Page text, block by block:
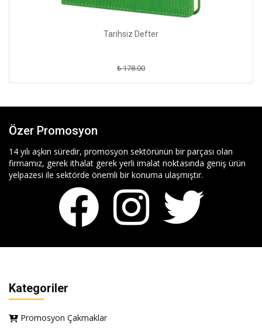
Tarihsiz Defter
₺ 178.00
Özer Promosyon
14 yılı aşkın süredir, promosyon sektörünün bir parçası olan
firmamız, gerek ithalat gerek yerli imalat noktasında geniş ürün
yelpazesi ile sektörde önemli bir konuma ulaşmıştır.
Kategoriler
Promosyon Çakmaklar